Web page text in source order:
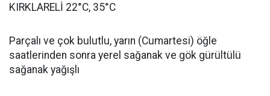
KIRKLARELİ 22°C, 35°C
Parçalı ve çok bulutlu, yarın (Cumartesi) öğle
saatlerinden sonra yerel sağanak ve gök gürültülü
sağanak yağışlı